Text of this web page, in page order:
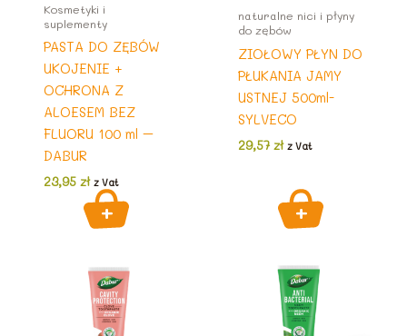
Kosmetyki i
suplementy
PASTA DO ZĘBÓW
UKOJENIE +
OCHRONA Z
ALOESEM BEZ
FLUORU 100 ml –
DABUR
23,95 zł z Vat
naturalne nici i płyny
do zębów
ZIOŁOWY PŁYN DO
PŁUKANIA JAMY
USTNEJ 500ml-
SYLVECO
29,57zł z Vat